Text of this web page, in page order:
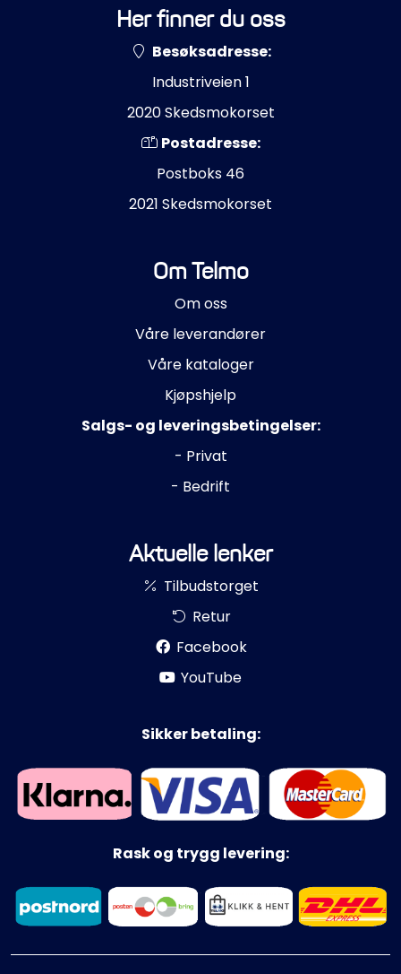
Her finner du oss
Besøksadresse:
Industriveien 1
2020 Skedsmokorset
Postadresse:
Postboks 46
2021 Skedsmokorset
Om Telmo
Om oss
Våre leverandører
Våre kataloger
Kjøpshjelp
Salgs- og leveringsbetingelser:
- Privat
- Bedrift
Aktuelle lenker
Tilbudstorget
Retur
Facebook
YouTube
Sikker betaling:
Rask og trygg levering: